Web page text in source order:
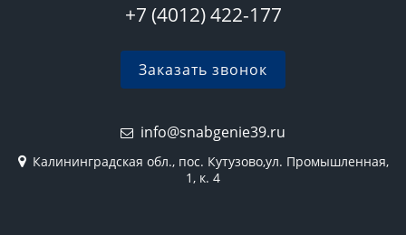
+7 (4012) 422-177
Заказать звонок
info@snabgenie39.ru
Калининградская обл., пос. Кутузово,ул. Промышленная,
1, к. 4